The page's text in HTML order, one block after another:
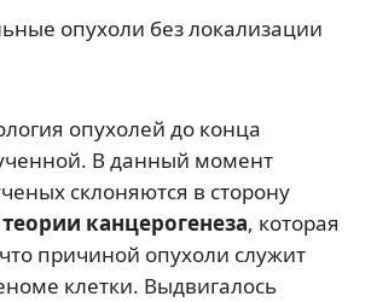
опухоли без локализации
опухолей до конца
В данный момент
склоняются в сторону
канцерогенеза, которая
причиной опухоли служит
клетки. Выдвигалось